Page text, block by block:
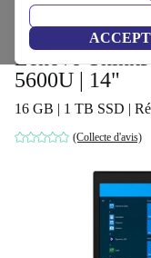
Lenovo
5600U | 14"
16 GB | 1 TB SSD |
(Collecte d'avis)